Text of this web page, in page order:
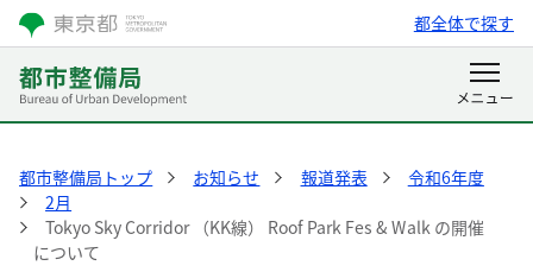
都全体で探す
都市整備局トップ お知らせ 報道発表
令和6年度
2月
Tokyo Sky Corridor （KK線） Roof Park Fes & Walk の開催
について